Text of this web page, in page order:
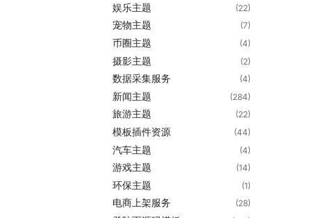
娱乐主题 (22)
宠物主题 (7)
币圈主题 (4)
摄影主题 (2)
数据采集服务 (4)
新闻主题 (284)
旅游主题 (22)
模板插件资源 (44)
汽车主题 (4)
游戏主题 (14)
环保主题 (1)
电商上架服务 (28)